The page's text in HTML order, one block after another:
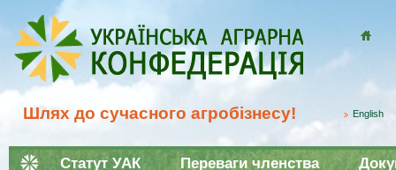
Шлях до сучасного агробізнесу! English
Статут УАК Переваги членства